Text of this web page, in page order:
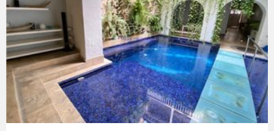
VER DETALLES